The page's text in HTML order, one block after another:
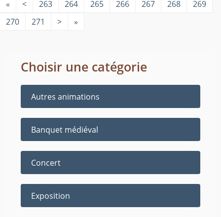
« < 263 264 265 266 267 268
269
270
271 > »
Choisir une catégorie
Autres animations
Banquet médiéval
Concert
Exposition